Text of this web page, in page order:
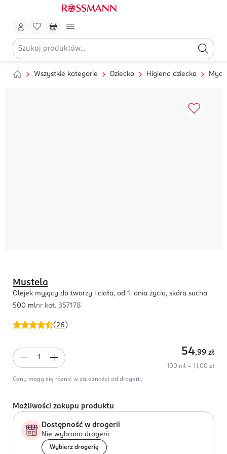
Wszystkie kategorie Dziecko Higiena dziecka
(26 )
Mustela
Olejek myjący do twarzy i ciała, od 1. dnia życia, skóra sucha
500 mlnr kat. 357178
54,99 zł
100 ml = 11,00 zł
Ceny mogą się różnić w zależności od drogerii.
Możliwości zakupu produktu
Dostępność w drogerii
Nie wybrano drogerii
Wybierz drogerię